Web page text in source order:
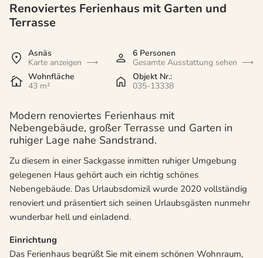
Renoviertes Ferienhaus mit Garten und
Terrasse
Asnäs
Karte anzeigen
6 Personen
Gesamte Ausstattung sehen
Wohnfläche
43 m²
Objekt Nr.:
035-13338
Modern renoviertes Ferienhaus mit
Nebengebäude, großer Terrasse und Garten in
ruhiger Lage nahe Sandstrand.
Zu diesem in einer Sackgasse inmitten ruhiger Umgebung
gelegenen Haus gehört auch ein richtig schönes
Nebengebäude. Das Urlaubsdomizil wurde 2020 vollständig
renoviert und präsentiert sich seinen Urlaubsgästen nunmehr
wunderbar hell und einladend.
Einrichtung
Das Ferienhaus begrüßt Sie mit einem schönen Wohnraum,